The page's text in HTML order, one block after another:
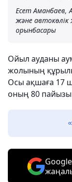
Есет
және
орынбасары
Ойыл ауданы
жолының
Осы ақшаға 17
оның 80